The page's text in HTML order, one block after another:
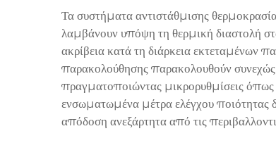
Τα συστήματα αντιστάθμισης
λαμβάνουν υπόψη τη θερμική διαστολή
ακρίβεια κατά τη διάρκεια εκτεταμένων
παρακολούθησης παρακολουθούν
πραγματοποιώντας μικρορυθμίσεις όπως
ενσωματωμένα μέτρα ελέγχου ποιότητας
απόδοση ανεξάρτητα από τις